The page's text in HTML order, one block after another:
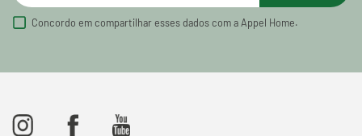
Concordo em compartilhar esses dados com a Appel Home.